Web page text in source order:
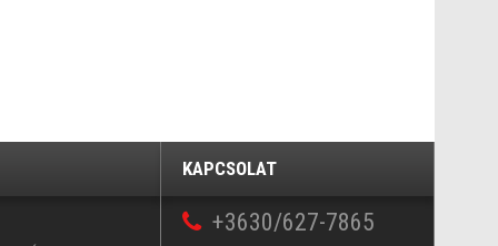
KAPCSOLAT
+3630/627-7865